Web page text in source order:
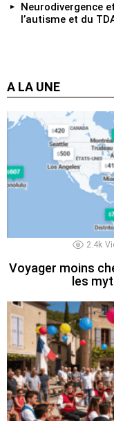
Neurodivergence
l’autisme et du
A LA UNE
2.4k
Voyager moins
les